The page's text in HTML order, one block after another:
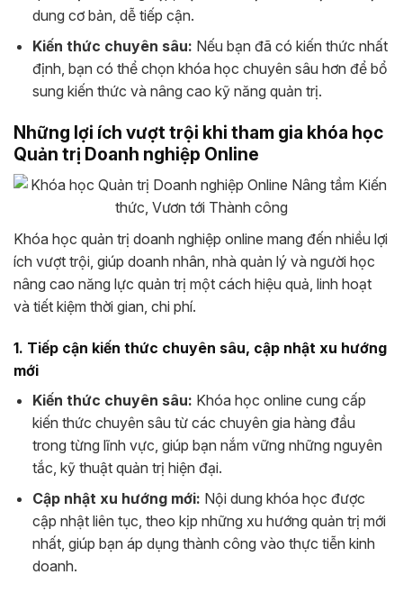
dung cơ bản, dễ tiếp cận.
Kiến thức chuyên sâu: Nếu bạn đã có kiến thức nhất
định, bạn có thể chọn khóa học chuyên sâu hơn để bổ
sung kiến thức và nâng cao kỹ năng quản trị.
Những lợi ích vượt trội khi tham gia khóa học
Quản trị Doanh nghiệp Online
Khóa học quản trị doanh nghiệp online mang đến nhiều lợi
ích vượt trội, giúp doanh nhân, nhà quản lý và người học
nâng cao năng lực quản trị một cách hiệu quả, linh hoạt
và tiết kiệm thời gian, chi phí.
1. Tiếp cận kiến thức chuyên sâu, cập nhật xu hướng
mới
Kiến thức chuyên sâu: Khóa học online cung cấp
kiến thức chuyên sâu từ các chuyên gia hàng đầu
trong từng lĩnh vực, giúp bạn nắm vững những nguyên
tắc, kỹ thuật quản trị hiện đại.
Cập nhật xu hướng mới: Nội dung khóa học được
cập nhật liên tục, theo kịp những xu hướng quản trị mới
nhất, giúp bạn áp dụng thành công vào thực tiễn kinh
doanh.